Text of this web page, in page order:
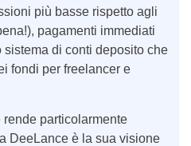
più basse rispetto agli
pagamenti immediati
di conti deposito che
fondi per freelancer e
rende particolarmente
DeeLance è la sua visione